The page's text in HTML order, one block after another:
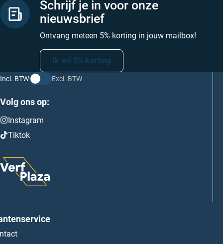
Schrijf je in voor onze
nieuwsbrief
Ontvang meteen 5% korting in jouw mailbox!
Ik wil 5% korting
Incl. BTW Excl. BTW
Volg ons op:
Instagram
Tiktok